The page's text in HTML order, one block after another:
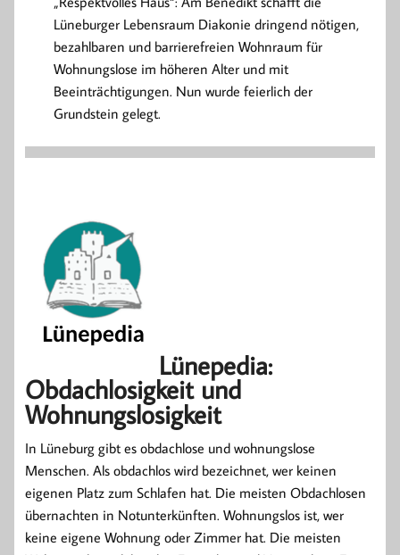
Lüneburger Lebensraum Diakonie dringend nötigen,
bezahlbaren und barrierefreien Wohnraum für
Wohnungslose im höheren Alter und mit
Beeinträchtigungen. Nun wurde feierlich der
Grundstein gelegt.
Lünepedia:
Obdachlosigkeit und
Wohnungslosigkeit
In Lüneburg gibt es obdachlose und wohnungslose
Menschen. Als obdachlos wird bezeichnet, wer keinen
eigenen Platz zum Schlafen hat. Die meisten Obdachlosen
übernachten in Notunterkünften. Wohnungslos ist, wer
keine eigene Wohnung oder Zimmer hat. Die meisten